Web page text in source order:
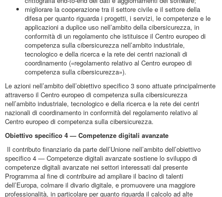
migliorare la cooperazione tra il settore civile e il settore della
difesa per quanto riguarda i progetti, i servizi, le competenze e le
applicazioni a duplice uso nell’ambito della cibersicurezza, in
conformità di un regolamento che istituisce il Centro europeo di
competenza sulla cibersicurezza nell’ambito industriale,
tecnologico e della ricerca e la rete dei centri nazionali di
coordinamento («regolamento relativo al Centro europeo di
competenza sulla cibersicurezza»).
Le azioni nell’ambito dell’obiettivo specifico 3 sono attuate principalmente
attraverso il Centro europeo di competenza sulla cibersicurezza
nell’ambito industriale, tecnologico e della ricerca e la rete dei centri
nazionali di coordinamento in conformità del regolamento relativo al
Centro europeo di competenza sulla cibersicurezza.
Obiettivo specifico 4 — Competenze digitali avanzate
Il contributo finanziario da parte dell’Unione nell’ambito dell’obiettivo
specifico 4 — Competenze digitali avanzate sostiene lo sviluppo di
competenze digitali avanzate nei settori interessati dal presente
Programma al fine di contribuire ad ampliare il bacino di talenti
dell’Europa, colmare il divario digitale, e promuovere una maggiore
professionalità, in particolare per quanto riguarda il calcolo ad alte